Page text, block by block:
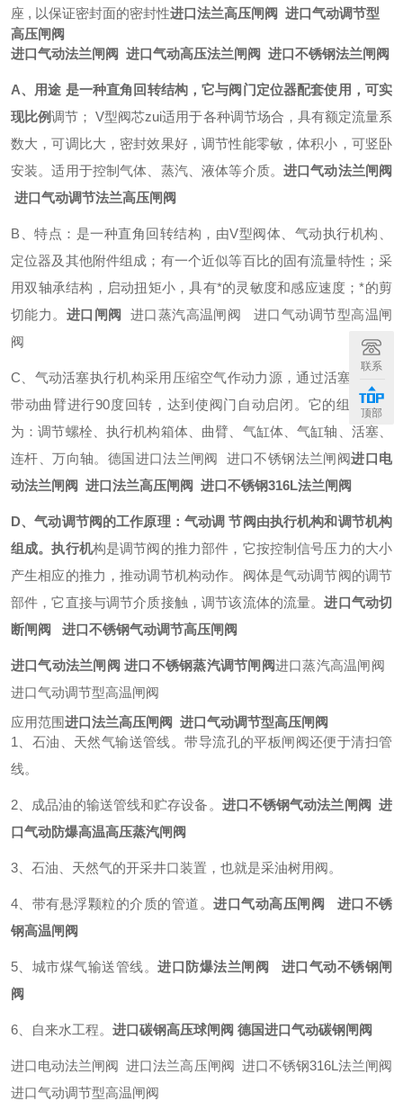
座 , 以保证密封面的密封性进口法兰高压闸阀 进口气动调节型
高压闸阀
进口气动法兰闸阀 进口气动高压法兰闸阀 进口不锈钢法兰闸阀
A、用途 是一种直角回转结构，它与阀门定位器配套使用，可实
现比例调节； V型阀芯zui适用于各种调节场合，具有额定流量系
数大，可调比大，密封效果好，调节性能零敏，体积小，可竖卧
安装。适用于控制气体、蒸汽、液体等介质。 进口气动法兰闸阀
进口气动调节法兰高压闸阀
B、特点：是一种直角回转结构，由V型阀体、气动执行机构、
定位器及其他附件组成；有一个近似等百比的固有流量特性；采
用双轴承结构，启动扭矩小，具有*的灵敏度和感应速度；*的剪
切能力。 进口闸阀 进口蒸汽高温闸阀 进口气动调节型高温闸
阀
C、气动活塞执行机构采用压缩空气作动力源，通过活塞的运动
带动曲臂进行90度回转，达到使阀门自动启闭。它的组成部分
为：调节螺栓、执行机构箱体、曲臂、气缸体、气缸轴、活塞、
连杆、万向轴。德国进口法兰闸阀 进口不锈钢法兰闸阀进口电
动法兰闸阀 进口法兰高压闸阀 进口不锈钢316L法兰闸阀
D、气动调节阀的工作原理：气动调 节阀由执行机构和调节机构
组成。执行机构是调节阀的推力部件，它按控制信号压力的大小
产生相应的推力，推动调节机构动作。阀体是气动调节阀的调节
部件，它直接与调节介质接触，调节该流体的流量。进口气动切
断闸阀 进口不锈钢气动调节高压闸阀
进口气动法兰闸阀 进口不锈钢蒸汽调节闸阀进口蒸汽高温闸阀
进口气动调节型高温闸阀
应用范围进口法兰高压闸阀 进口气动调节型高压闸阀
1、石油、天然气输送管线。带导流孔的平板闸阀还便于清扫管
线。
2、成品油的输送管线和贮存设备。 进口不锈钢气动法兰闸阀 进
口气动防爆高温高压蒸汽闸阀
3、石油、天然气的开采井口装置，也就是采油树用阀。
4、带有悬浮颗粒的介质的管道。进口气动高压闸阀 进口不锈
钢高温闸阀
5、城市煤气输送管线。进口防爆法兰闸阀 进口气动不锈钢闸
阀
6、自来水工程。 进口碳钢高压球闸阀 德国进口气动碳钢闸阀
进口电动法兰闸阀 进口法兰高压闸阀 进口不锈钢316L法兰闸阀
进口气动调节型高温闸阀
联系
顶部